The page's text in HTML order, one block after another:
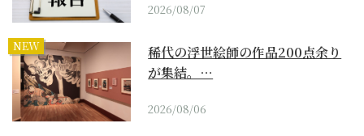
2026/08/07
NEW
稀代の浮世絵師の作品200点余り
が集結。…
2026/08/06